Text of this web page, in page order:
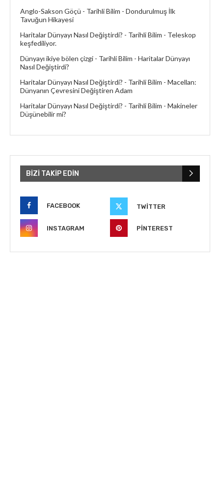
Anglo-Sakson Göçü - Tarihli Bilim - Dondurulmuş İlk
Tavuğun Hikayesi
Haritalar Dünyayı Nasıl Değiştirdi? - Tarihli Bilim - Teleskop
keşfediliyor.
Dünyayı ikiye bölen çizgi - Tarihli Bilim - Haritalar Dünyayı
Nasıl Değiştirdi?
Haritalar Dünyayı Nasıl Değiştirdi? - Tarihli Bilim - Macellan:
Dünyanın Çevresini Değiştiren Adam
Haritalar Dünyayı Nasıl Değiştirdi? - Tarihli Bilim - Makineler
Düşünebilir mi?
BIZI TAKIP EDIN
FACEBOOK TWITTER
INSTAGRAM PINTEREST